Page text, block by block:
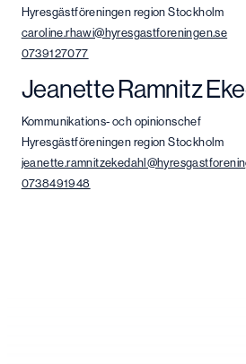
Hyresgästföreningen region Stockholm
caroline.rhawi@hyresgastforeningen.se
0739127077
Jeanette Ramnitz
Kommunikations- och opinionschef
Hyresgästföreningen region Stockholm
0738491948